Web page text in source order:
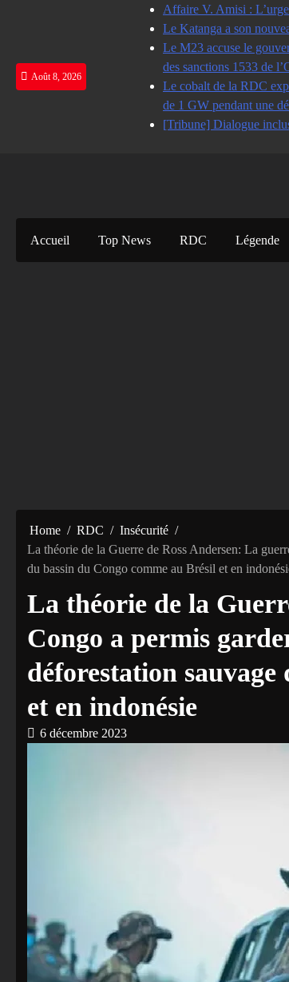
Août 8, 2026
Affaire V. Amisi :
Le Katanga a son
Le M23 accuse le
des sanctions 1533 de
Le cobalt de la RDC
de 1 GW pendant une
[Tribune] Dialogue
Accueil Top News RDC Légende
Home RDC
Insécurité
La théorie de la Guerre de Ross Andersen: La
du bassin du Congo comme au Brésil et en
La théorie de la
Congo a permis
déforestation
et en indonésie
6 décembre 2023